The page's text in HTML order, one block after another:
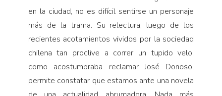
en la ciudad, no es difícil sentir­se un personaje
más de la trama. Su relectura, luego de los
recientes acotamientos vividos por la sociedad
chilena tan proclive a correr un tupido velo,
como acostumbraba reclamar José Donoso,
permite cons­tatar que estamos ante una novela